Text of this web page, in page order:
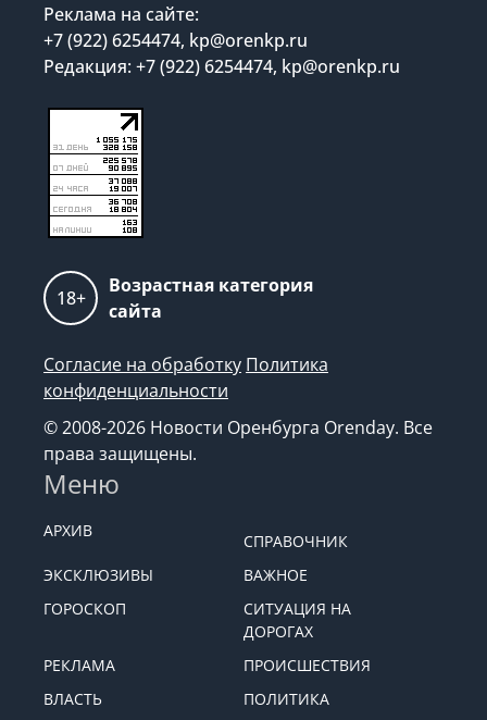
Реклама на сайте:
+7 (922) 6254474, kp@orenkp.ru
Редакция: +7 (922) 6254474, kp@orenkp.ru
18+
Возрастная категория
сайта
Согласие на обработку Политика
конфиденциальности
© 2008-2026 Новости Оренбурга Orenday. Все
права защищены.
Меню
АРХИВ
СПРАВОЧНИК
ЭКСКЛЮЗИВЫ
ВАЖНОЕ
ГОРОСКОП
СИТУАЦИЯ НА
ДОРОГАХ
РЕКЛАМА
ПРОИСШЕСТВИЯ
ВЛАСТЬ
ПОЛИТИКА